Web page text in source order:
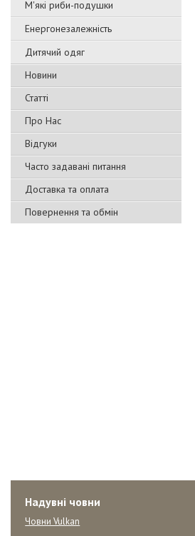
М'які риби-подушки
Енергонезалежність
Дитячий одяг
Новини
Статті
Про Нас
Відгуки
Часто задавані питання
Доставка та оплата
Повернення та обмін
Надувні човни
Човни Vulkan